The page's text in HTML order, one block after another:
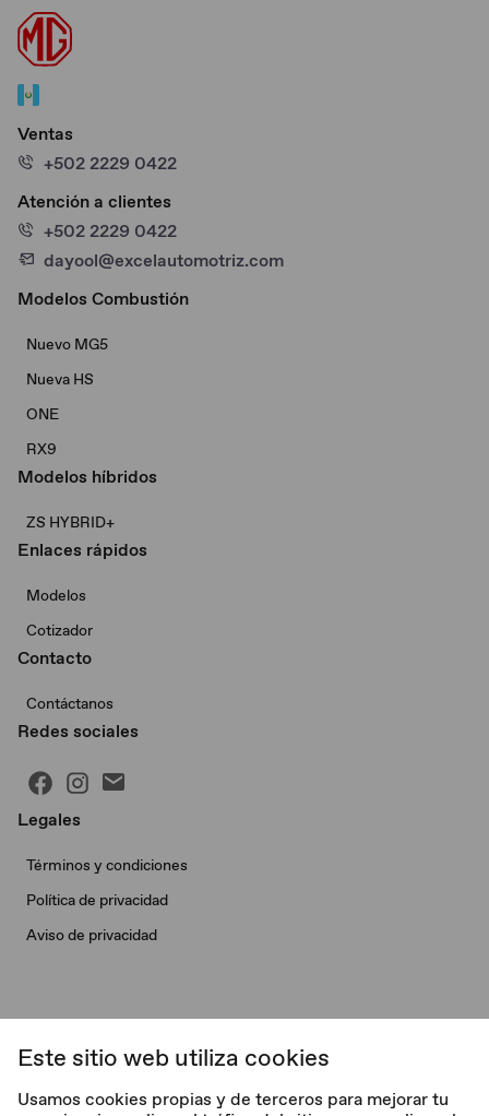
Ventas
+502 2229 0422
Atención a clientes
+502 2229 0422
dayool@excelautomotriz.com
Modelos Combustión
Nuevo MG5
Nueva HS
ONE
RX9
Modelos híbridos
ZS HYBRID+
Enlaces rápidos
Modelos
Cotizador
Contacto
Contáctanos
Redes sociales
Legales
Términos y condiciones
Política de privacidad
Aviso de privacidad
Este sitio web utiliza cookies
Usamos cookies propias y de terceros para mejorar tu